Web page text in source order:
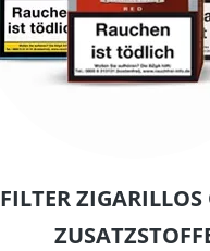
FILTER ZIGARILLOS